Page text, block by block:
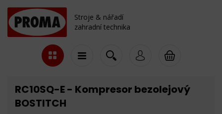
Stroje & nářadí
zahradní technika
RC10SQ-E - Kompresor bezolejový
BOSTITCH